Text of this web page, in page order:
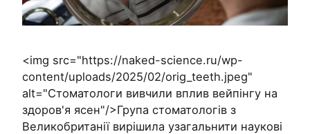
<img src="https://naked-science.ru/wp-
content/uploads/2025/02/orig_teeth.jpeg"
alt="Стоматологи вивчили вплив вейпінгу на
здоров'я ясен"/>Група стоматологів з
Великобританії вирішила узагальнити наукові